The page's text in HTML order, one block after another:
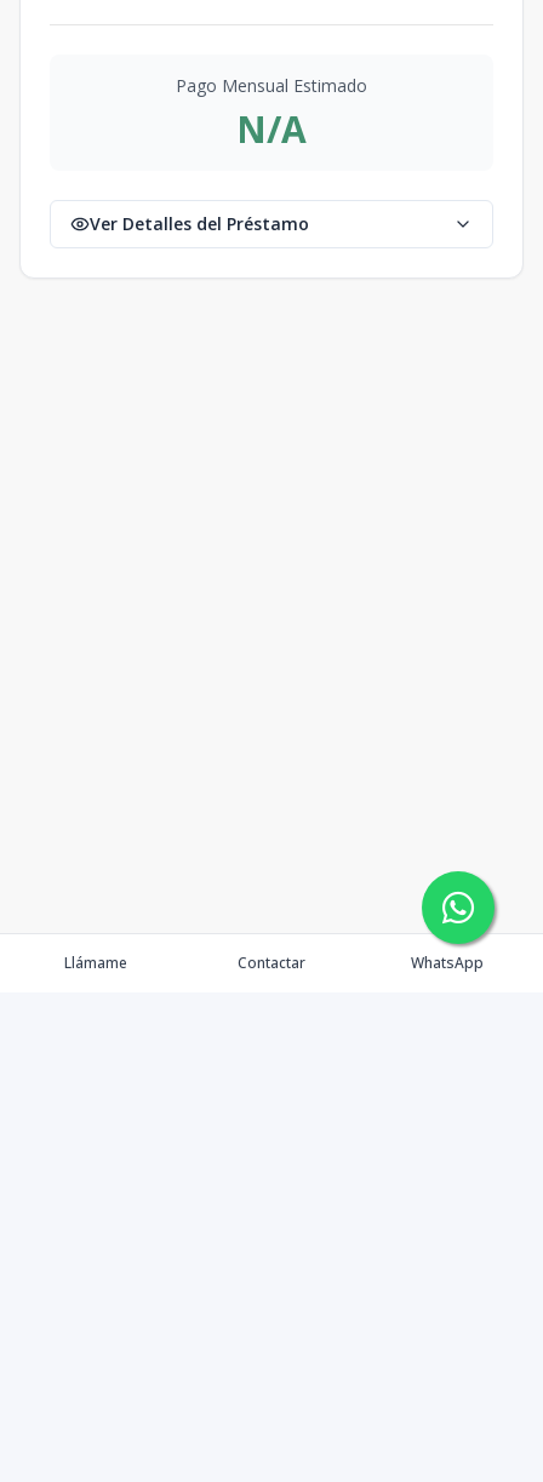
Pago Mensual Estimado
N/A
Ver Detalles del Préstamo
Llámame Contactar WhatsApp